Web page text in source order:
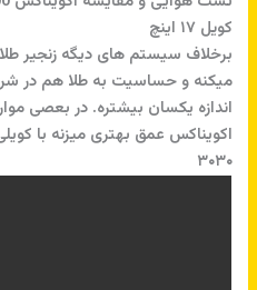
کویل ۱۷ اینچ
برخلاف سیستم های دیگه زنجیر
میکنه و حساسیت به طلا هم در
۳۰۳۰